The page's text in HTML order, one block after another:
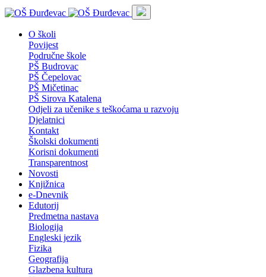
O školi
Povijest
Područne škole
PŠ Budrovac
PŠ Čepelovac
PŠ Mičetinac
PŠ Sirova Katalena
Odjeli za učenike s teškoćama u razvoju
Djelatnici
Kontakt
Školski dokumenti
Korisni dokumenti
Transparentnost
Novosti
Knjižnica
e-Dnevnik
Edutorij
Predmetna nastava
Biologija
Engleski jezik
Fizika
Geografija
Glazbena kultura